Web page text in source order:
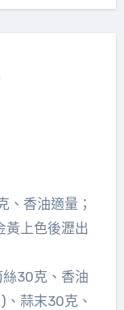
、香油適量；
黃上色後瀝出
30克、香油
蒜末30克、